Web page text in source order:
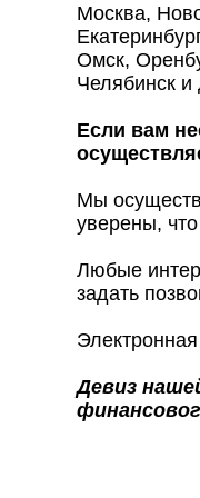
Москва,
Омск,
Челябинск и
Если вам
Мы
уверены,
Любые
задать
Девиз